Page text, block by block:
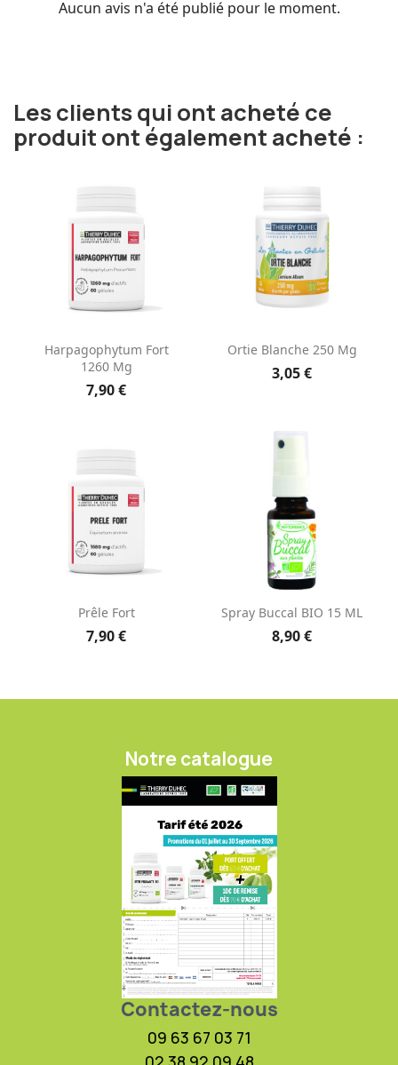
Aucun avis n'a été publié pour le moment.
Les clients qui ont acheté ce
produit ont également acheté :
Harpagophytum Fort
1260 Mg
7,90 €
Ortie Blanche 250 Mg
3,05 €
Prêle Fort
7,90 €
Spray Buccal BIO 15 ML
8,90 €
Notre catalogue
Contactez-nous
09 63 67 03 71